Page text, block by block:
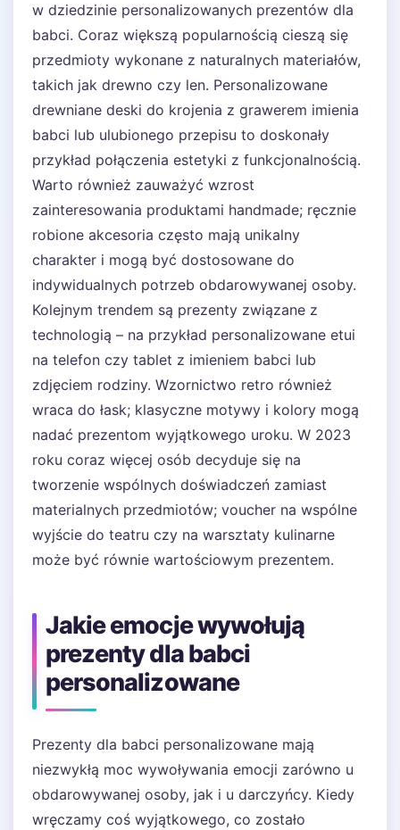
w dziedzinie personalizowanych prezentów dla
babci. Coraz większą popularnością cieszą się
przedmioty wykonane z naturalnych materiałów,
takich jak drewno czy len. Personalizowane
drewniane deski do krojenia z grawerem imienia
babci lub ulubionego przepisu to doskonały
przykład połączenia estetyki z funkcjonalnością.
Warto również zauważyć wzrost
zainteresowania produktami handmade; ręcznie
robione akcesoria często mają unikalny
charakter i mogą być dostosowane do
indywidualnych potrzeb obdarowywanej osoby.
Kolejnym trendem są prezenty związane z
technologią – na przykład personalizowane etui
na telefon czy tablet z imieniem babci lub
zdjęciem rodziny. Wzornictwo retro również
wraca do łask; klasyczne motywy i kolory mogą
nadać prezentom wyjątkowego uroku. W 2023
roku coraz więcej osób decyduje się na
tworzenie wspólnych doświadczeń zamiast
materialnych przedmiotów; voucher na wspólne
wyjście do teatru czy na warsztaty kulinarne
może być równie wartościowym prezentem.
Jakie emocje wywołują
prezenty dla babci
personalizowane
Prezenty dla babci personalizowane mają
niezwykłą moc wywoływania emocji zarówno u
obdarowywanej osoby, jak i u darczyńcy. Kiedy
wręczamy coś wyjątkowego, co zostało